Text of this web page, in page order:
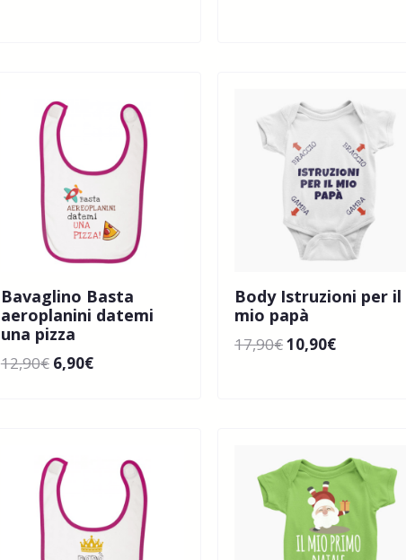
Bavaglino Basta
aeroplanini datemi
una pizza
12,90€ 6,90€
Body Istruzioni per il
mio papà
17,90€10,90€